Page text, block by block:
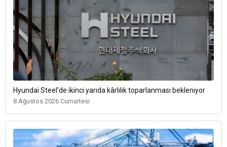
Hyundai Steel’de ikinci yarıda kârlılık toparlanması bekleniyor
8 Ağustos 2026 Cumartesi